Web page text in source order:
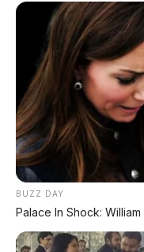
Hyundai Ioniq 3 Resmi
Dipamerkan di GIIAS
Hatchback Listrik
dengan Range 496 Km
Tidak ada komentar:
Posting Komentar
BUZZ DAY
Palace In Shock: